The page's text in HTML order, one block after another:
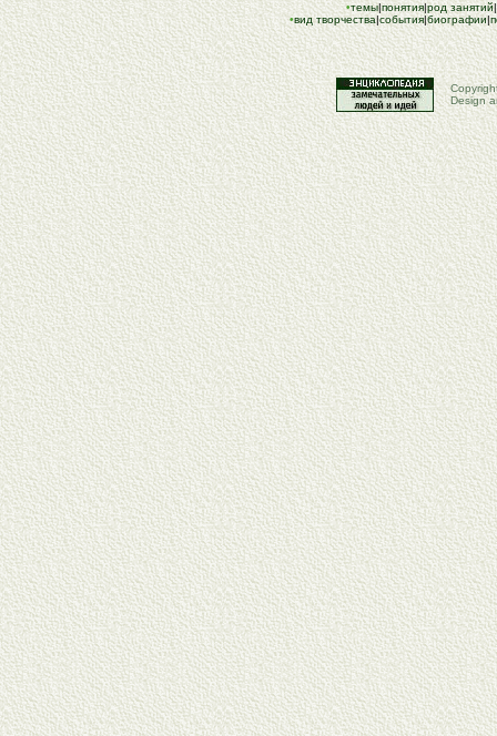
•темы|понятия|род занятий|
•вид творчества|события|биографии|
Design